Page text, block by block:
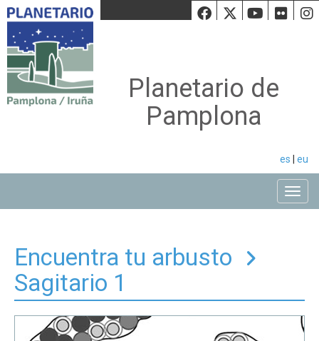
Facebook
Twiiter
Planetario de
Pamplona
es eu
Encuentra tu arbusto
Sagitario 1